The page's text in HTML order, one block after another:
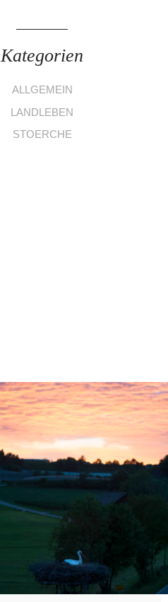
Kategorien
ALLGEMEIN
LANDLEBEN
STOERCHE